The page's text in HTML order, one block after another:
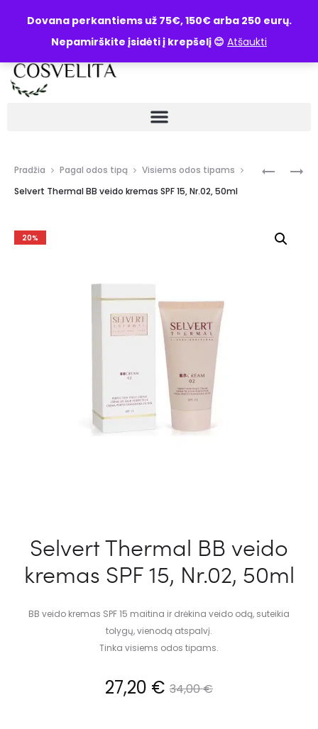
Dovana perkantiems už 75€, 150€ arba 250 eurų.
Nepamirškite įsidėti į krepšelį 😊 Atšaukti
UŽKLAUSA
Pradžia Pagal odos tipą
Visiems odos tipams
Selvert Thermal BB veido kremas SPF 15, Nr.02, 50ml
20%
Selvert Thermal BB veido
kremas SPF 15, Nr.02, 50ml
BB veido kremas SPF 15 maitina ir drėkina veido odą, suteikia
tolygų, vienodą atspalvį.
Tinka visiems odos tipams.
34,00€
27,20 €